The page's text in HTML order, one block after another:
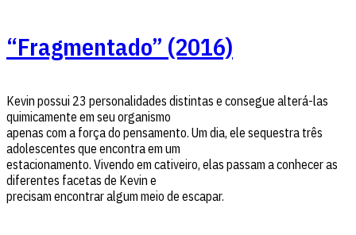
“Fragmentado” (2016)
Kevin possui 23 personalidades distintas e consegue alterá-las
quimicamente em seu organismo
apenas com a força do pensamento. Um dia, ele sequestra três
adolescentes que encontra em um
estacionamento. Vivendo em cativeiro, elas passam a conhecer as
diferentes facetas de Kevin e
precisam encontrar algum meio de escapar.